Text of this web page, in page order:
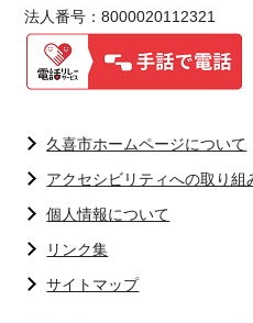
法人番号：8000020112321
久喜市ホームページについて
アクセシビリティへの取り組
個人情報について
リンク集
サイトマップ